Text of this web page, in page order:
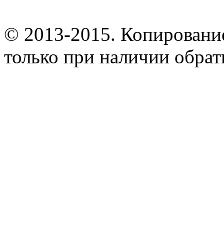
© 2013-2015.
только при наличии